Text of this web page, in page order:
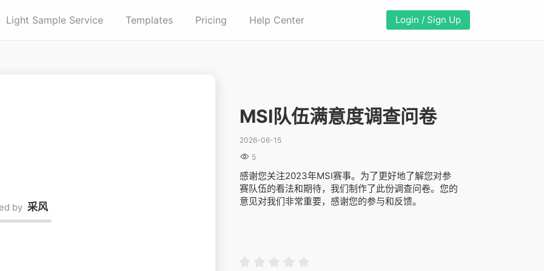
Light Sample Service Templates Pricing Help Center Login / Sign Up
MSI队伍满意度调查问卷
2026-06-15
 5
感谢您关注2023年MSI赛事。为了更好地了解您对参
赛队伍的看法和期待，我们制作了此份调查问卷。您的
意见对我们非常重要，感谢您的参与和反馈。